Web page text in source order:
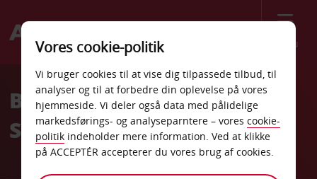
Menu
Welcome
AvisBilleje San Francisco Post
Street
Vores cookie-politik
Vi bruger cookies til at vise dig tilpassede tilbud, til
analyser og til at forbedre din oplevelse på vores
hjemmeside. Vi deler også data med pålidelige
markedsførings- og analyseparntere – vores cookie-
politik indeholder mere information. Ved at klikke
på ACCEPTÉR accepterer du vores brug af cookies.